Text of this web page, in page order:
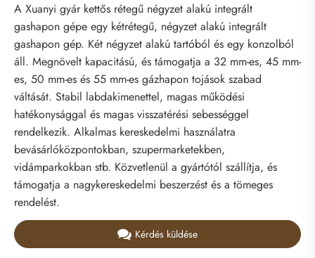
A Xuanyi gyár kettős rétegű négyzet alakú integrált
gashapon gépe egy kétrétegű, négyzet alakú integrált
gashapon gép. Két négyzet alakú tartóból és egy konzolból
áll. Megnövelt kapacitású, és támogatja a 32 mm-es, 45 mm-
es, 50 mm-es és 55 mm-es gázhapon tojások szabad
váltását. Stabil labdakimenettel, magas működési
hatékonysággal és magas visszatérési sebességgel
rendelkezik. Alkalmas kereskedelmi használatra
bevásárlóközpontokban, szupermarketekben,
vidámparkokban stb. Közvetlenül a gyártótól szállítja, és
támogatja a nagykereskedelmi beszerzést és a tömeges
rendelést.
Kérdés küldése